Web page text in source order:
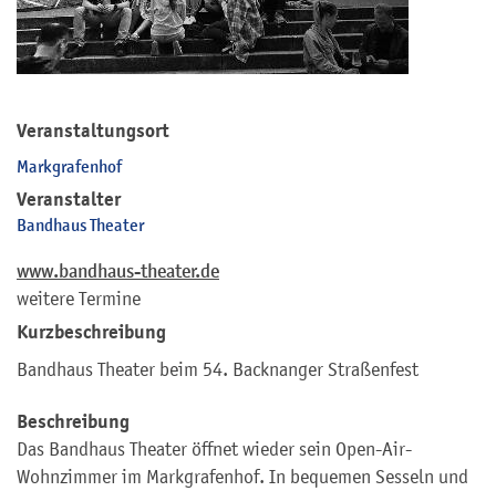
Veranstaltungsort
Markgrafenhof
Veranstalter
Bandhaus Theater
www.bandhaus-theater.de
weitere Termine
Kurzbeschreibung
Bandhaus Theater beim 54. Backnanger Straßenfest
Beschreibung
Das Bandhaus Theater öffnet wieder sein Open-Air-
Wohnzimmer im Markgrafenhof. In bequemen Sesseln und